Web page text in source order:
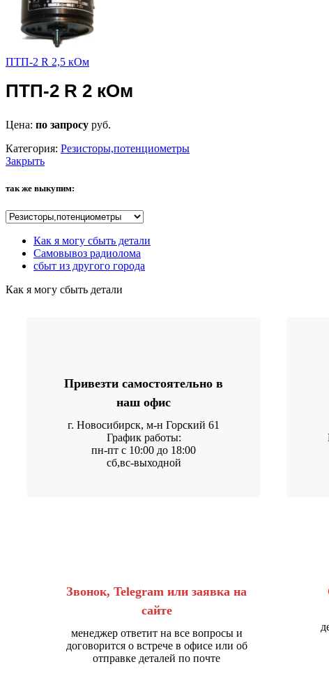
ПТП-2 R 2,5 кОм
ПТП-2 R 2 кОм
Цена: по запросу руб.
Категория: Резисторы,потенциометры
Закрыть
так же выкупим:
Как я могу сбыть детали
Самовывоз радиолома
сбыт из другого города
Как я могу сбыть детали
Привезти самостоятельно в
наш офис
г. Новосибирск, м-н Горский 61
График работы:
пн-пт с 10:00 до 18:00
сб,вс-выходной
Звонок, Telegram или заявка на
сайте
менеджер ответит на все вопросы и
договорится о встрече в офисе или об
отправке деталей по почте